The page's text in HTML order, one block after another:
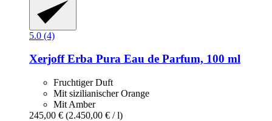
5.0 (4)
XerjoffErba Pura Eau de Parfum, 100 ml
Fruchtiger Duft
Mit sizilianischer Orange
Mit Amber
245,00 € (2.450,00 € / l)